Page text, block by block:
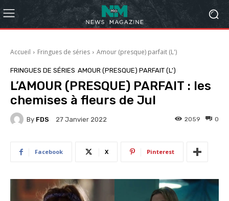
Accueil Fringues de séries Amour (presque) parfait (L')
FRINGUES DE SÉRIES AMOUR (PRESQUE) PARFAIT (L')
L’AMOUR (PRESQUE) PARFAIT : les
chemises à fleurs de Jul
By FDS 27 Janvier 2022 0
2059
Facebook X Pinterest